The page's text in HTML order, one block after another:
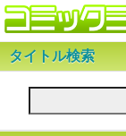
タイトル検索